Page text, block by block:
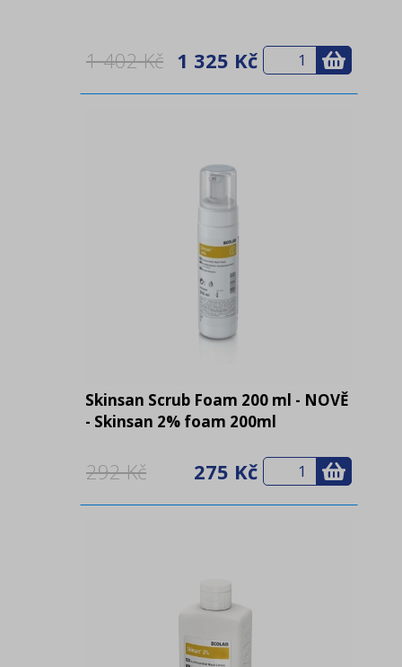
1 402 Kč 1 325 Kč
Skinsan Scrub Foam 200 ml - NOVĚ
- Skinsan 2% foam 200ml
292 Kč 275 Kč